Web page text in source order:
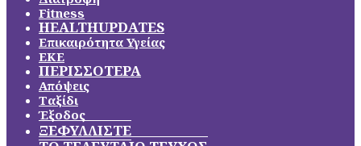
Fitness
HEALTHUPDATES
Επικαιρότητα Υγείας
ΕΚΕ
ΠΕΡΙΣΣΟΤΕΡΑ
Απόψεις
Ταξίδι
Έξοδος
ΞΕΦΥΛΛΙΣΤΕ